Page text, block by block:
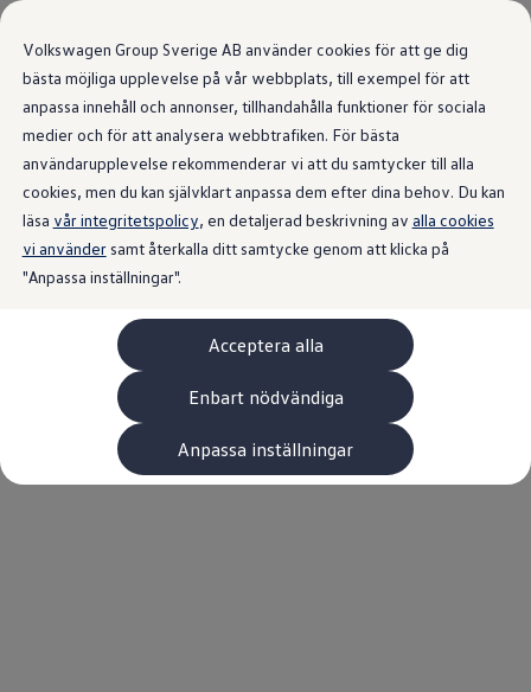
Volkswagen Group Sverige AB använder cookies för att ge dig
bästa möjliga upplevelse på vår webbplats, till exempel för att
anpassa innehåll och annonser, tillhandahålla funktioner för sociala
medier och för att analysera webbtrafiken. För bästa
användarupplevelse rekommenderar vi att du samtycker till alla
cookies, men du kan självklart anpassa dem efter dina behov. Du kan
läsa vår integritetspolicy, en detaljerad beskrivning av alla cookies
vi användersamt återkalla ditt samtycke genom att klicka på
"Anpassa inställningar".
Acceptera alla
Enbart nödvändiga
Anpassa inställningar
Senaste nyttfrån Volkswagen
Sverige.
Tillbaka till alla pressreleaser